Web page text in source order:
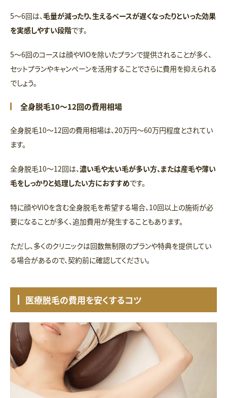
5〜6回は、毛量が減ったり、生えるペースが遅くなったりといった効果
を実感しやすい段階です。
5〜6回のコースは顔やVIOを除いたプランで提供されることが多く、
セットプランやキャンペーンを活用することでさらに費用を抑えられる
でしょう。
全身脱毛10～12回の費用相場
全身脱毛10〜12回の費用相場は、20万円〜60万円程度とされてい
ます。
全身脱毛10〜12回は、濃い毛や太い毛が多い方、または産毛や薄い
毛をしっかりと処理したい方におすすめです。
特に顔やVIOを含む全身脱毛を希望する場合、10回以上の施術が必
要になることが多く、追加費用が発生することもあります。
ただし、多くのクリニックは回数無制限のプランや特典を提供してい
る場合があるので、契約前に確認してください。
医療脱毛の費用を安くするコツ